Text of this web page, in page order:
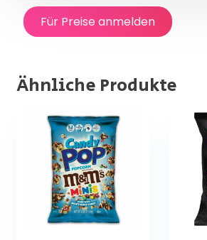
Für Preise anmelden
Ähnliche Produkte